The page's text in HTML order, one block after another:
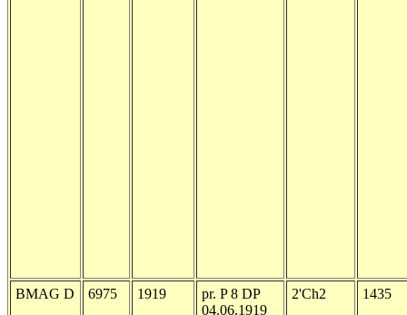
BMAG D 6975 1919
pr. P 8 DP
04.06.1919
2'Ch2 1435